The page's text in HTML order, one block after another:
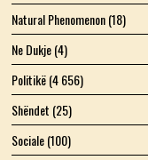
Natural Phenomenon(18)
Ne Dukje(4)
Politikë(4 656)
Shëndet (25)
Sociale(100)